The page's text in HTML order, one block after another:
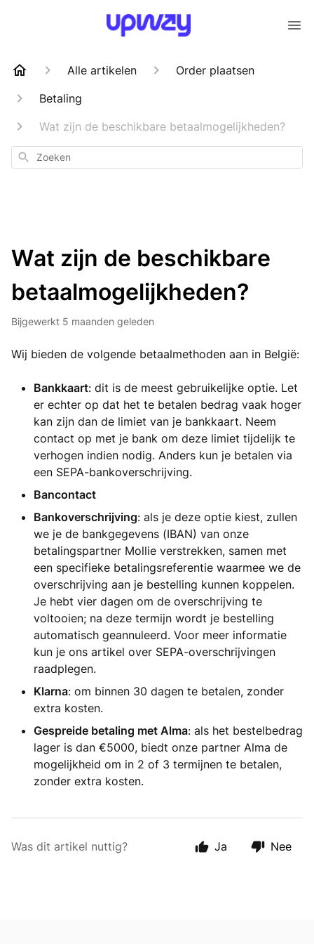
Alle artikelen
Order plaatsen
Betaling
Wat zijn de beschikbare betaalmogelijkheden?
Zoeken
Wat zijn de beschikbare
betaalmogelijkheden?
Bijgewerkt 5 maanden geleden
Wij bieden de volgende betaalmethoden aan in België:
Bankkaart: dit is de meest gebruikelijke optie. Let
er echter op dat het te betalen bedrag vaak hoger
kan zijn dan de limiet van je bankkaart. Neem
contact op met je bank om deze limiet tijdelijk te
verhogen indien nodig. Anders kun je betalen via
een SEPA-bankoverschrijving.
Bancontact
Bankoverschrijving: als je deze optie kiest, zullen
we je de bankgegevens (IBAN) van onze
betalingspartner Mollie verstrekken, samen met
een specifieke betalingsreferentie waarmee we de
overschrijving aan je bestelling kunnen koppelen.
Je hebt vier dagen om de overschrijving te
voltooien; na deze termijn wordt je bestelling
automatisch geannuleerd. Voor meer informatie
kun je ons artikel over SEPA-overschrijvingen
raadplegen.
Klarna: om binnen 30 dagen te betalen, zonder
extra kosten.
Gespreide betaling met Alma: als het bestelbedrag
lager is dan €5000, biedt onze partner Alma de
mogelijkheid om in 2 of 3 termijnen te betalen,
zonder extra kosten.
Was dit artikel nuttig? Ja Nee